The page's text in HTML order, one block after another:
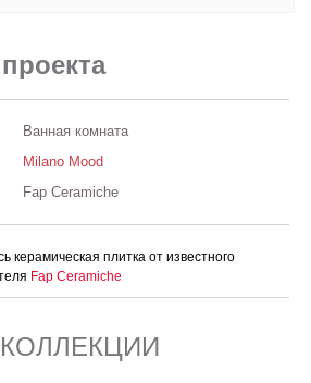
Ванная комната
Milano Mood
Fap Ceramiche
керамическая плитка от известного
Fap Ceramiche